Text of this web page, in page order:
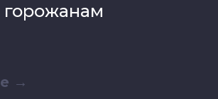
горожанам